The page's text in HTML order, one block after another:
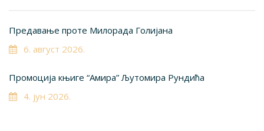
Предавање проте Милорада Голијана
6. август 2026.
Промоција књиге “Амира” Љутомира Рундића
4. јун 2026.